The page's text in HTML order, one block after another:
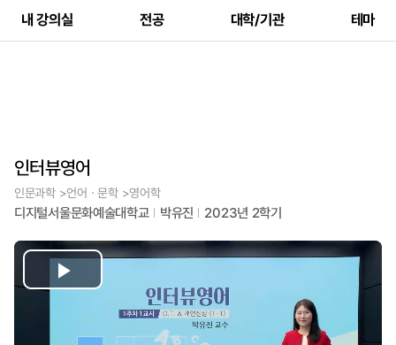
내 강의실 전공 대학/기관 테마
인터뷰영어
인문과학 >언어ㆍ문학 >영어학
디지털서울문화예술대학교 박유진 2023년 2학기
Play
Video